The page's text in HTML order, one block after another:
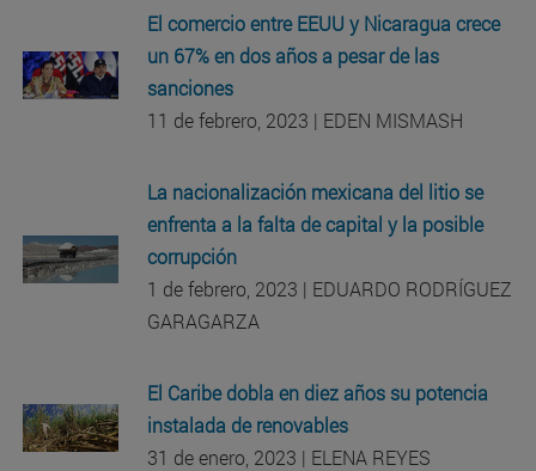
El comercio entre EEUU y Nicaragua crece
un 67% en dos años a pesar de las
sanciones
11 de febrero, 2023 | EDEN MISMASH
La nacionalización mexicana del litio se
enfrenta a la falta de capital y la posible
corrupción
1 de febrero, 2023 | EDUARDO RODRÍGUEZ
GARAGARZA
El Caribe dobla en diez años su potencia
instalada de renovables
31 de enero, 2023 | ELENA REYES